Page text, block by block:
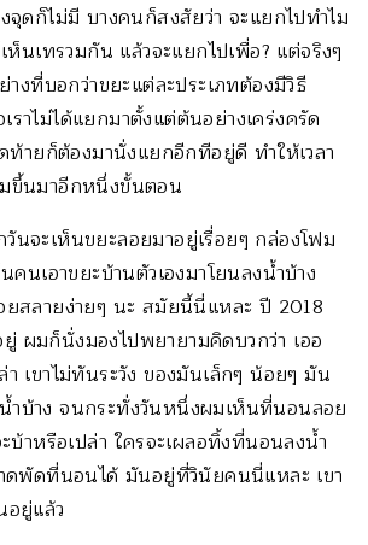
ดก็ไม่มี บางคนก็สงสัยว่า จะแยกไปทำไม
ห็นเทรวมกัน แล้วจะแยกไปเพื่อ? แต่จริงๆ
างที่บอกว่าขยะแต่ละประเภทต้องมีวิธี
าไม่ได้แยกมาตั้งแต่ต้นอย่างเคร่งครัด
ท้ายก็ต้องมานั่งแยกอีกทีอยู่ดี ทำให้เวลา
ขึ้นมาอีกหนึ่งขั้นตอน
นจะเห็นขยะลอยมาอยู่เรื่อยๆ กล่องโฟม
คนเอาขยะบ้านตัวเองมาโยนลงน้ำบ้าง
สลายง่ายๆ นะ สมัยนี้นี่แหละ ปี 2018
ผมก็นั่งมองไปพยายามคิดบวกว่า เออ
เขาไม่ทันระวัง ของมันเล็กๆ น้อยๆ มัน
ำบ้าง จนกระทั่งวันหนึ่งผมเห็นที่นอนลอย
บ้าหรือเปล่า ใครจะเผลอทิ้งที่นอนลงน้ำ
ดพัดที่นอนได้ มันอยู่ที่วินัยคนนี่แหละ เขา
ยู่แล้ว